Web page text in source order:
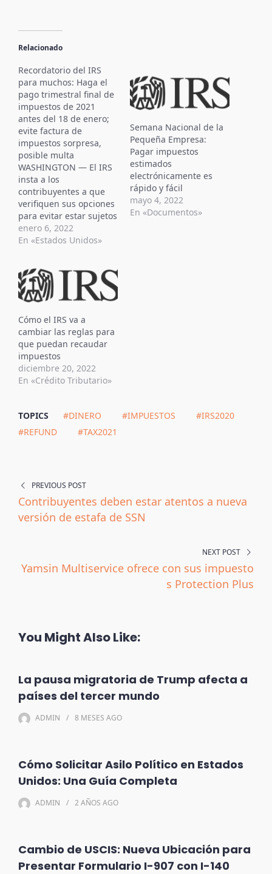
Relacionado
Recordatorio del IRS
para muchos: Haga el
pago trimestral final de
impuestos de 2021
antes del 18 de enero;
evite factura de
impuestos sorpresa,
posible multa
WASHINGTON — El IRS
insta a los
contribuyentes a que
verifiquen sus opciones
para evitar estar sujetos
a multas por impuestos
estimados, que se
debido en sus
impuestos. Los
contribuyentes que
pagaron muy pocos
impuestos durante el
año 2021 aún pueden
evitar una…
enero 6, 2022
En «Estados Unidos»
Semana Nacional de la
Pequeña Empresa:
Pagar impuestos
estimados
electrónicamente es
rápido y fácil
mayo 4, 2022
En «Documentos»
Cómo el IRS va a
cambiar las reglas para
que puedan recaudar
impuestos
diciembre 20, 2022
En «Crédito Tributario»
TOPICS #DINERO #IMPUESTOS
#IRS2020
#REFUND
#TAX2021
PREVIOUS POST
Contribuyentes deben estar atentos a nueva
versión de estafa de SSN
NEXT POST
Yamsin Multiservice ofrece con sus impuesto
s Protection Plus
You Might Also Like:
La pausa migratoria de Trump afecta a
países del tercer mundo
ADMIN 8 MESES AGO
Cómo Solicitar Asilo Político en Estados
Unidos: Una Guía Completa
ADMIN 2 AÑOS AGO
Cambio de USCIS: Nueva Ubicación para
Presentar Formulario I-907 con I-140